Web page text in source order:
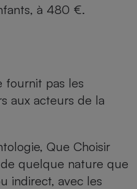
à 480 €.
fournit pas les
aux acteurs de la
Que Choisir
de quelque nature que
indirect, avec les